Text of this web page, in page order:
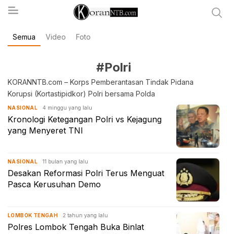
koranntb.com
Semua Video Foto
#Polri
KORANNTB.com – Korps Pemberantasan Tindak Pidana
Korupsi (Kortastipidkor) Polri bersama Polda
NASIONAL 4 minggu yang lalu
Kronologi Ketegangan Polri vs Kejagung
yang Menyeret TNI
NASIONAL 11 bulan yang lalu
Desakan Reformasi Polri Terus Menguat
Pasca Kerusuhan Demo
LOMBOK TENGAH 2 tahun yang lalu
Polres Lombok Tengah Buka Binlat